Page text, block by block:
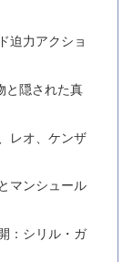
迫力アクショ
と隠された真
レオ、ケンザ
マンシュール
：シリル・ガ